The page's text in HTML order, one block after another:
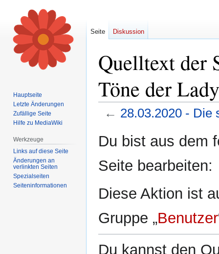
Quelltext der
Töne der
← 28.03.2020 - Die
Navigation
Suche
Du bist aus dem
Seite bearbeiten:
Diese Aktion ist
Gruppe „Benutzer
Du kannst den
Seite Diskussion
Hauptseite
Letzte Änderungen
Zufällige Seite
Hilfe zu MediaWiki
Werkzeuge
Links auf diese Seite
Änderungen an
verlinkten Seiten
Spezialseiten
Seiten­informationen